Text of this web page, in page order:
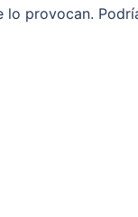
lo provocan.